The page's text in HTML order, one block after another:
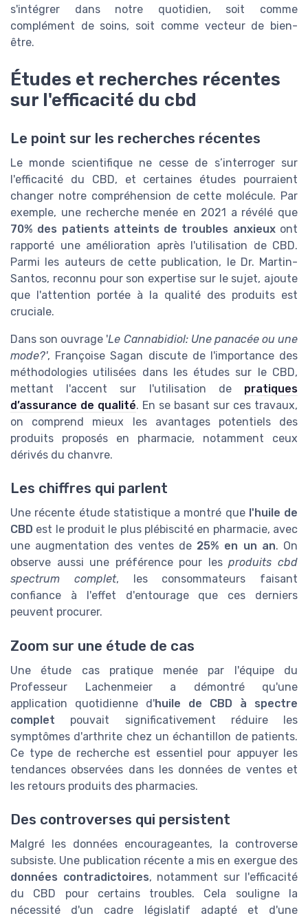
s'intégrer dans notre quotidien, soit comme
complément de soins, soit comme vecteur de bien-
être.
Études et recherches récentes
sur l'efficacité du cbd
Le point sur les recherches récentes
Le monde scientifique ne cesse de s’interroger sur
l'efficacité du CBD, et certaines études pourraient
changer notre compréhension de cette molécule. Par
exemple, une recherche menée en 2021 a révélé que
70% des patients atteints de troubles anxieuxont
rapporté une amélioration après l'utilisation de CBD.
Parmi les auteurs de cette publication, le Dr. Martin-
Santos, reconnu pour son expertise sur le sujet, ajoute
que l'attention portée à la qualité des produits est
cruciale.
Dans son ouvrage 'Le Cannabidiol: Une panacée ou une
mode?', Françoise Sagan discute de l'importance des
méthodologies utilisées dans les études sur le CBD,
mettant l'accent sur l'utilisation de pratiques
d’assurance de qualité. En se basant sur ces travaux,
on comprend mieux les avantages potentiels des
produits proposés en pharmacie, notamment ceux
dérivés du chanvre.
Les chiffres qui parlent
Une récente étude statistique a montré que l'huile de
CBD est le produit le plus plébiscité en pharmacie, avec
une augmentation des ventes de 25% en un an. On
observe aussi une préférence pour lesproduits cbd
spectrum complet, les consommateurs faisant
confiance à l'effet d'entourage que ces derniers
peuvent procurer.
Zoom sur une étude de cas
Une étude cas pratique menée par l'équipe du
Professeur Lachenmeier a démontré qu'une
application quotidienne d'huile de CBD à spectre
complet pouvait significativement réduire les
symptômes d'arthrite chez un échantillon de patients.
Ce type de recherche est essentiel pour appuyer les
tendances observées dans les données de ventes et
les retours produits des pharmacies.
Des controverses qui persistent
Malgré les données encourageantes, la controverse
subsiste. Une publication récente a mis en exergue des
données contradictoires, notamment sur l'efficacité
du CBD pour certains troubles. Cela souligne la
nécessité d'un cadre législatif adapté et d'une